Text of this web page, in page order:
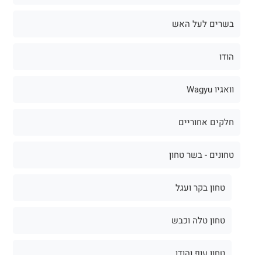
בשרים לעל האש
הודו
וואגיו Wagyu
חלקים אחוריים
טחונים - בשר טחון
טחון בקר ועגל
טחון טלה וכבש